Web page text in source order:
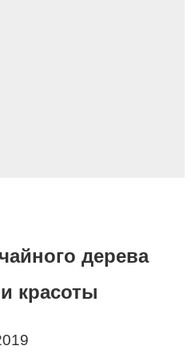
дерева
красоты